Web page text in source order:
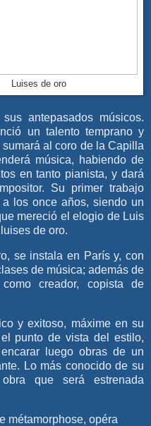
Luises de oro
antepasados músicos.
un talento temprano y
al coro de la Capilla
música, habiendo de
en tanto pianista, y dará
Su primer trabajo
los once años, siendo un
mereció el elogio de Luis
de oro.
se instala en París y, con
de música; además de
creador, copista de
y exitoso, máxime en su
punto de vista del estilo,
luego obras de un
Lo más conocido de su
que será estrenada
métamorphose, opéra